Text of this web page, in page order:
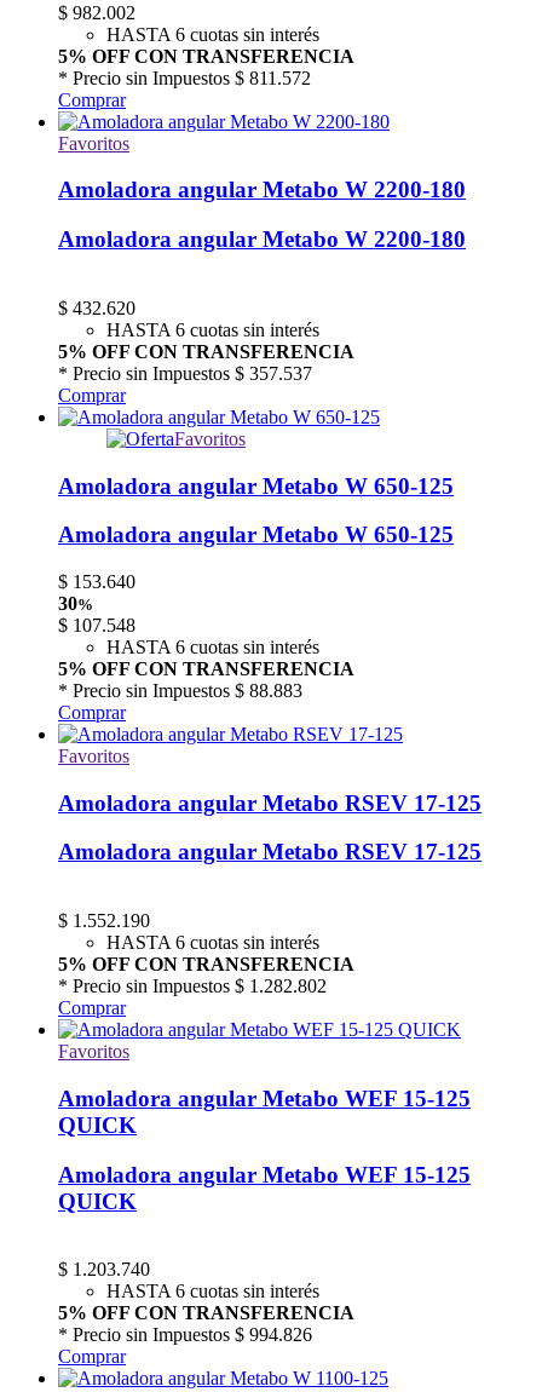
$ 982.002
HASTA 6 cuotas sin interés
5% OFF CON TRANSFERENCIA
* Precio sin Impuestos $ 811.572
Comprar
Favoritos
Amoladora angular Metabo W 2200-180
Amoladora angular Metabo W 2200-180
$ 432.620
HASTA 6 cuotas sin interés
5% OFF CON TRANSFERENCIA
* Precio sin Impuestos $ 357.537
Comprar
Favoritos
Amoladora angular Metabo W 650-125
Amoladora angular Metabo W 650-125
$ 153.640
30%
$ 107.548
HASTA 6 cuotas sin interés
5% OFF CON TRANSFERENCIA
* Precio sin Impuestos $ 88.883
Comprar
Favoritos
Amoladora angular Metabo RSEV 17-125
Amoladora angular Metabo RSEV 17-125
$ 1.552.190
HASTA 6 cuotas sin interés
5% OFF CON TRANSFERENCIA
* Precio sin Impuestos $ 1.282.802
Comprar
Favoritos
Amoladora angular Metabo WEF 15-125
QUICK
Amoladora angular Metabo WEF 15-125
QUICK
$ 1.203.740
HASTA 6 cuotas sin interés
5% OFF CON TRANSFERENCIA
* Precio sin Impuestos $ 994.826
Comprar